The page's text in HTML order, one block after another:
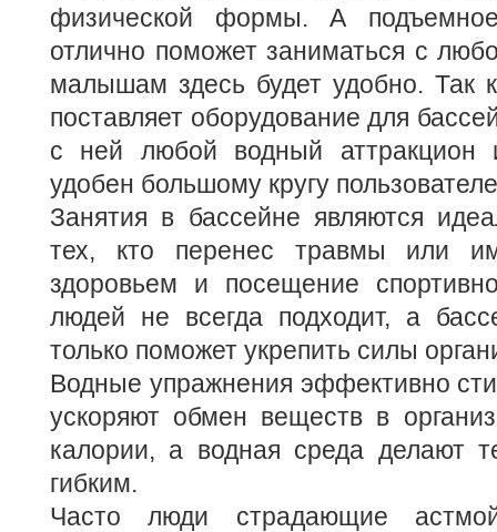
физической формы. А
отлично поможет заниматься с
малышам здесь будет удобно. Так
поставляет оборудование для
с ней любой водный аттракцион
удобен большому кругу
Занятия в бассейне являются
тех, кто перенес травмы или
здоровьем и посещение
людей не всегда подходит, а
только поможет укрепить силы
Водные упражнения эффективно
ускоряют обмен веществ в
калории, а водная среда делают
гибким.
Часто люди страдающие